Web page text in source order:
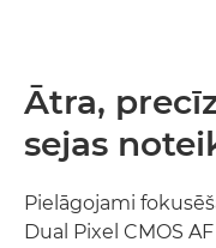
Ātra,
sejas
Pielāgojami
Dual Pixel CMOS